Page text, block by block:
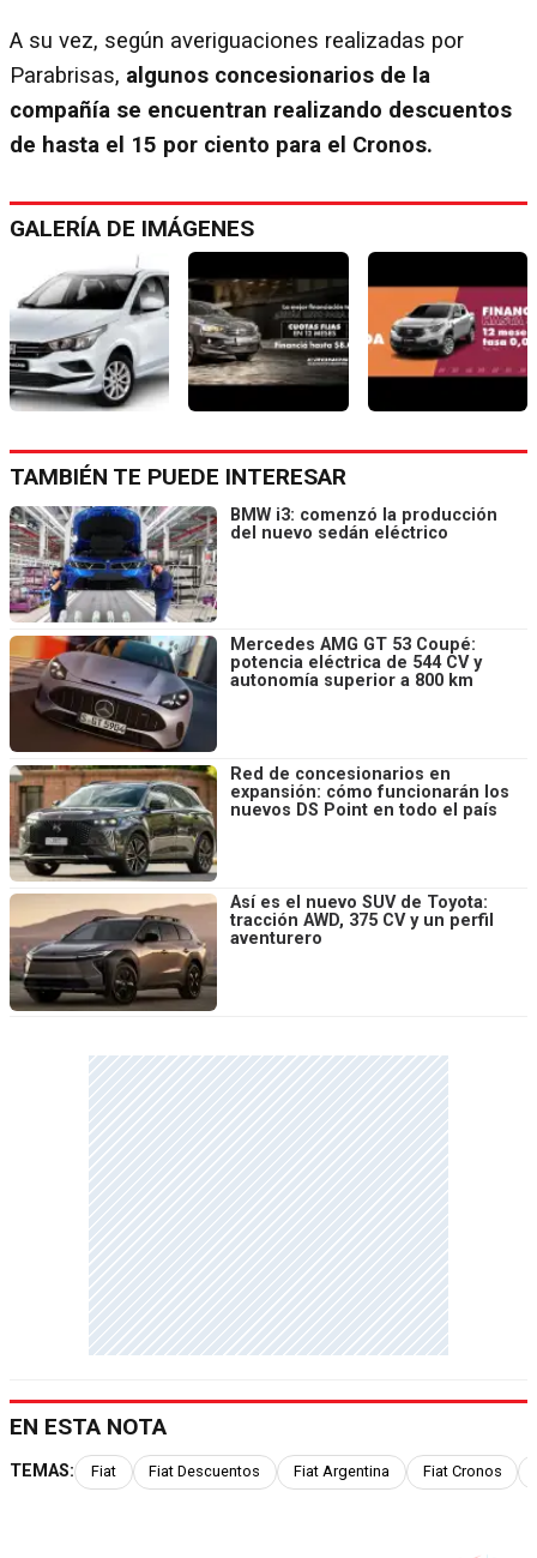
A su vez, según averiguaciones realizadas por
Parabrisas, algunos concesionarios de la
compañía se encuentran realizando descuentos
de hasta el 15 por ciento para el Cronos.
GALERÍA DE IMÁGENES
TAMBIÉN TE PUEDE INTERESAR
BMW i3: comenzó la producción
del nuevo sedán eléctrico
Mercedes AMG GT 53 Coupé:
potencia eléctrica de 544 CV y
autonomía superior a 800 km
Red de concesionarios en
expansión: cómo funcionarán los
nuevos DS Point en todo el país
Así es el nuevo SUV de Toyota:
tracción AWD, 375 CV y un perfil
aventurero
EN ESTA NOTA
TEMAS: Fiat Fiat Descuentos Fiat Argentina Fiat Cronos